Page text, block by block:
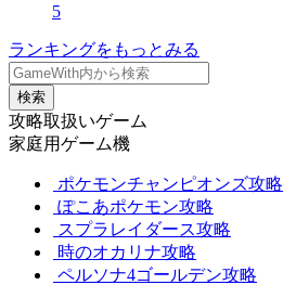
5
ランキングをもっとみる
検索
攻略取扱いゲーム
家庭用ゲーム機
ポケモンチャンピオンズ攻略
ぽこあポケモン攻略
スプラレイダース攻略
時のオカリナ攻略
ペルソナ4ゴールデン攻略